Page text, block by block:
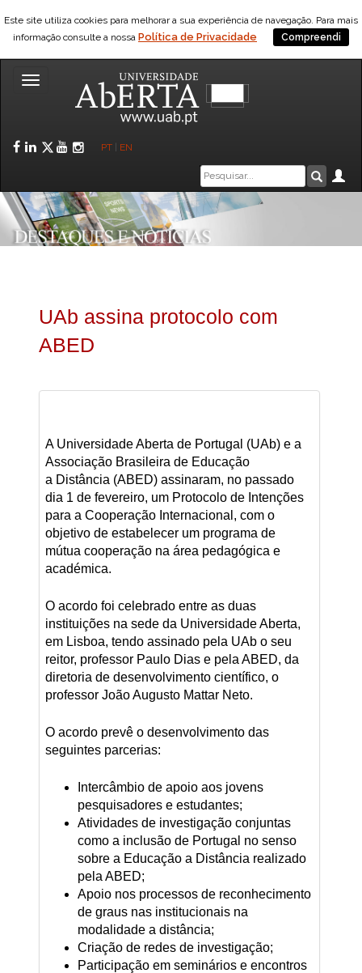
Este site utiliza cookies para melhorar a sua experiência de navegação. Para mais
informação consulte a nossa Política de Privacidade Compreendi
Toggle
Facebook
LinkedIn
Twitter
YouTube
Instagram
PT EN
Caixa
de
pesquisa
UAb assina protocolo com
ABED
A Universidade Aberta de Portugal (UAb) e a
Associação Brasileira de Educação
a Distância (ABED) assinaram, no passado
dia 1 de fevereiro, um Protocolo de Intenções
para a Cooperação Internacional, com o
objetivo de estabelecer um programa de
mútua cooperação na área pedagógica e
académica.
O acordo foi celebrado entre as duas
instituições na sede da Universidade Aberta,
em Lisboa, tendo assinado pela UAb o seu
reitor, professor Paulo Dias e pela ABED, da
diretoria de desenvolvimento científico, o
professor João Augusto Mattar Neto.
O acordo prevê o desenvolvimento das
seguintes parcerias:
Intercâmbio de apoio aos jovens
pesquisadores e estudantes;
Atividades de investigação conjuntas
como a inclusão de Portugal no senso
sobre a Educação a Distância realizado
pela ABED;
Apoio nos processos de reconhecimento
de graus nas institucionais na
modalidade a distância;
Criação de redes de investigação;
Participação em seminários e encontros